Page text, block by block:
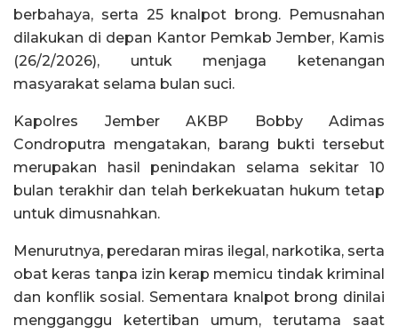
berbahaya, serta 25 knalpot brong. Pemusnahan
dilakukan di depan Kantor Pemkab Jember, Kamis
(26/2/2026), untuk menjaga ketenangan
masyarakat selama bulan suci.
Kapolres Jember AKBP Bobby Adimas
Condroputra mengatakan, barang bukti tersebut
merupakan hasil penindakan selama sekitar 10
bulan terakhir dan telah berkekuatan hukum tetap
untuk dimusnahkan.
Menurutnya, peredaran miras ilegal, narkotika, serta
obat keras tanpa izin kerap memicu tindak kriminal
dan konflik sosial. Sementara knalpot brong dinilai
mengganggu ketertiban umum, terutama saat